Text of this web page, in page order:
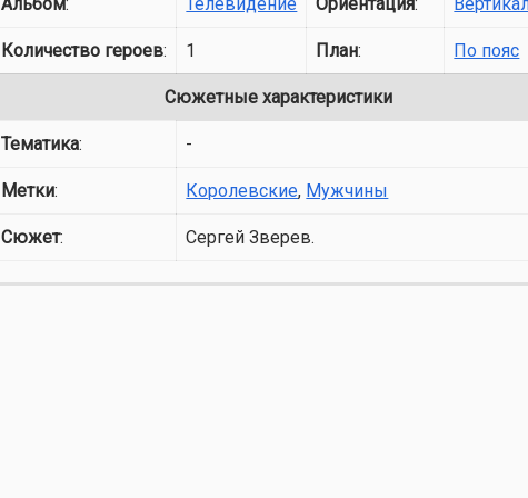
Количество героев: 1 План: По пояс
Сюжетные характеристики
Тематика: -
Метки: Королевские, Мужчины
Сюжет: Сергей Зверев.